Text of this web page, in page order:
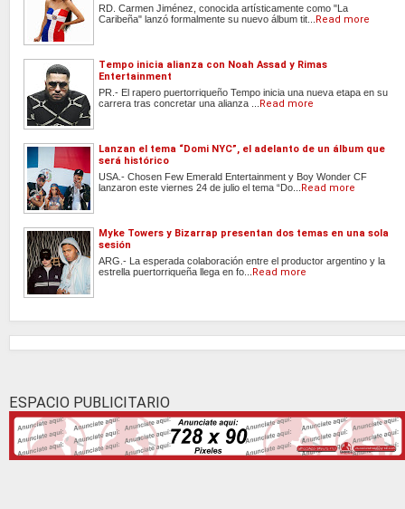
RD. Carmen Jiménez, conocida artísticamente como "La
Caribeña" lanzó formalmente su nuevo álbum tit... Read more
Tempo inicia alianza con Noah Assad y Rimas
Entertainment
PR.- El rapero puertorriqueño Tempo inicia una nueva etapa en su
carrera tras concretar una alianza ... Read more
Lanzan el tema “Domi NYC”, el adelanto de un álbum que
será histórico
USA.- Chosen Few Emerald Entertainment y Boy Wonder CF
lanzaron este viernes 24 de julio el tema “Do... Read more
Myke Towers y Bizarrap presentan dos temas en una sola
sesión
ARG.- La esperada colaboración entre el productor argentino y la
estrella puertorriqueña llega en fo... Read more
ESPACIO PUBLICITARIO